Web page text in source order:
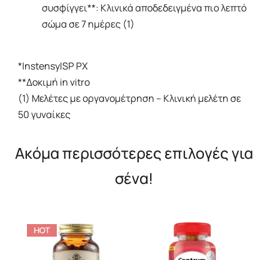
συσφίγγει**: Κλινικά αποδεδειγμένα πιο λεπτό
σώμα σε 7 ημέρες (1)
*InstensylSP PX
**Δοκιμή in vitro
(1) Μελέτες με οργανομέτρηση – Κλινική μελέτη σε
50 γυναίκες
Ακόμα περισσότερες επιλογές για
σένα!